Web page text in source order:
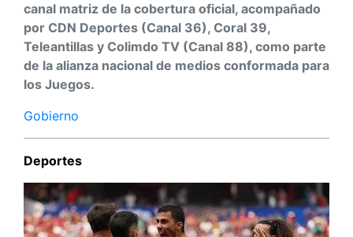
canal matriz de la cobertura oficial, acompañado
por CDN Deportes (Canal 36), Coral 39,
Teleantillas y Colimdo TV (Canal 88), como parte
de la alianza nacional de medios conformada para
los Juegos.
Gobierno
Deportes